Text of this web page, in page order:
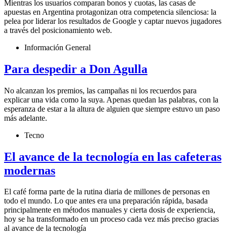
Mientras los usuarios comparan bonos y cuotas, las casas de
apuestas en Argentina protagonizan otra competencia silenciosa: la
pelea por liderar los resultados de Google y captar nuevos jugadores
a través del posicionamiento web.
Información General
Para despedir a Don Agulla
No alcanzan los premios, las campañas ni los recuerdos para
explicar una vida como la suya. Apenas quedan las palabras, con la
esperanza de estar a la altura de alguien que siempre estuvo un paso
más adelante.
Tecno
El avance de la tecnología en las cafeteras
modernas
El café forma parte de la rutina diaria de millones de personas en
todo el mundo. Lo que antes era una preparación rápida, basada
principalmente en métodos manuales y cierta dosis de experiencia,
hoy se ha transformado en un proceso cada vez más preciso gracias
al avance de la tecnología